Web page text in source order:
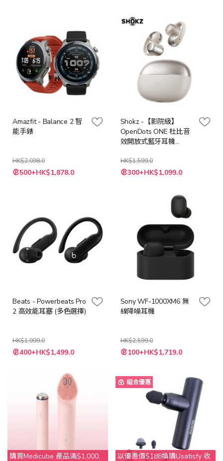
Amazfit - Balance 2 智
能手錶
HK$2,098.0
特
殊 500+HK$1,878.0
Shokz -【影院級】
OpenDots ONE 杜比音
效開放式藍牙耳機
HK$1,599.0
300+HK$1,099.0
Beats - Powerbeats Pro
2 高效能耳塞 (多色選擇)
HK$1,999.0
400+HK$1,499.0
Sony WF-1000XM6 無
線降噪耳機
HK$2,599.0
100+HK$1,719.0
購買Medicube 產品滿$1,000,
組合優惠
以優惠價$188換購Usatisfy 收